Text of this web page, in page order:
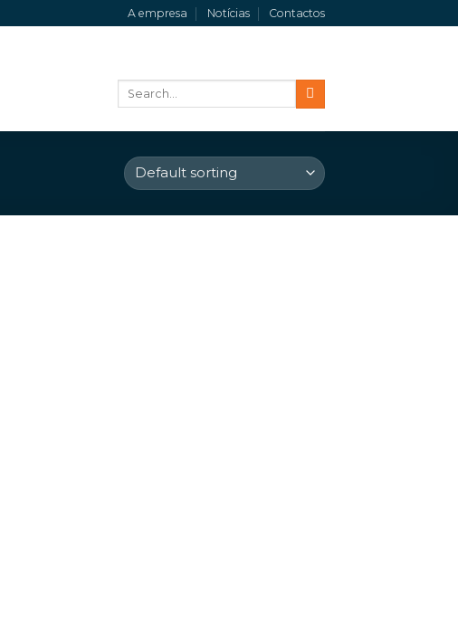
A empresa Notícias Contactos